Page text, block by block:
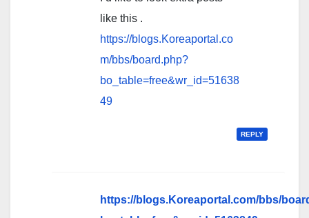
like this .
https://blogs.Koreaportal.co
m/bbs/board.php?
bo_table=free&wr_id=51638
49
REPLY
https://blogs.Koreaportal.com/bbs/